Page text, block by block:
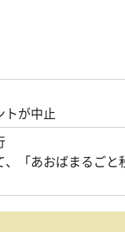
トが中止
「あおばまるご